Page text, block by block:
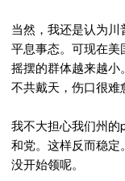
当然，我还是认为
平息事态。可现在
摇摆的群体越来越小
不共戴天，伤口很难
我不大担心我们州
和党。这样反而稳
没开始领呢。